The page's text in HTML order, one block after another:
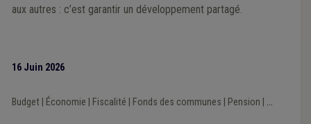
aux autres : c’est garantir un développement partagé.
16 Juin 2026
Budget| Économie Fiscalité Fonds des communes Pension ...